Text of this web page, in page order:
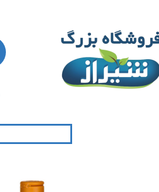
تغییر گذر واژه
سفارشات